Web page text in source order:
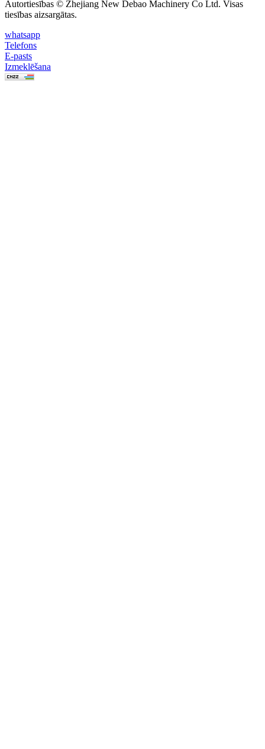
Autortiesības © Zhejiang New Debao Machinery Co Ltd. Visas
tiesības aizsargātas.
whatsapp
Telefons
E-pasts
Izmeklēšana